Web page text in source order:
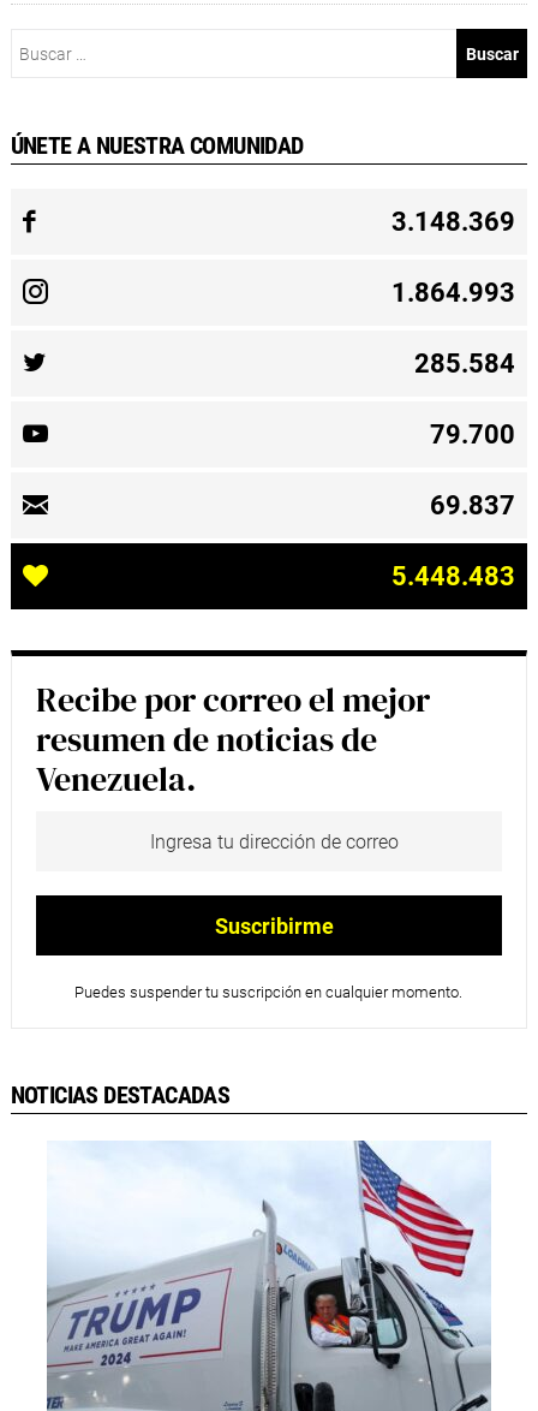
ÚNETE A NUESTRA COMUNIDAD
3.148.369
1.864.993
285.584
79.700
69.837
5.448.483
Recibe por correo el mejor
resumen de noticias de
Venezuela.
Puedes suspender tu suscripción en cualquier momento.
NOTICIAS DESTACADAS